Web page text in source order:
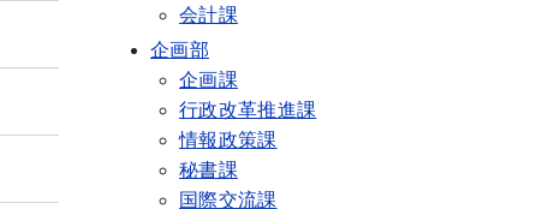
会計課
企画部
企画課
行政改革推進課
情報政策課
秘書課
国際交流課